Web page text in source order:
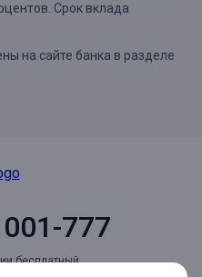
Срок вклада
на сайте банка в разделе
777
бесплатный